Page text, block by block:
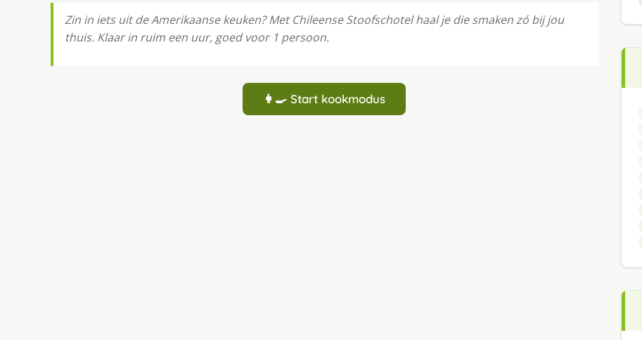
Zin in iets uit de Amerikaanse keuken? Met Chileense Stoofschotel haal je die smaken zó bij jou
thuis. Klaar in ruim een uur, goed voor 1 persoon.
👩‍🍳 Start kookmodus